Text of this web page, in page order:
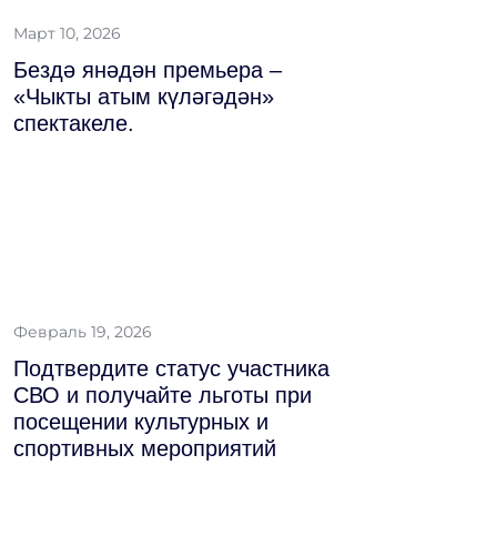
Март 10, 2026
Бездә янәдән премьера –
«Чыкты атым күләгәдән»
спектакеле.
Февраль 19, 2026
Подтвердите статус участника
СВО и получайте льготы при
посещении культурных и
спортивных мероприятий